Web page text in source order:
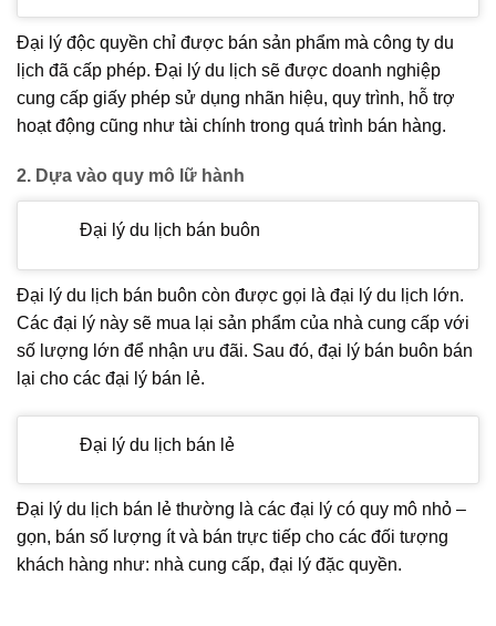
Đại lý độc quyền chỉ được bán sản phẩm mà công ty du
lịch đã cấp phép. Đại lý du lịch sẽ được doanh nghiệp
cung cấp giấy phép sử dụng nhãn hiệu, quy trình, hỗ trợ
hoạt động cũng như tài chính trong quá trình bán hàng.
2. Dựa vào quy mô lữ hành
Đại lý du lịch bán buôn
Đại lý du lịch bán buôn còn được gọi là đại lý du lịch lớn.
Các đại lý này sẽ mua lại sản phẩm của nhà cung cấp với
số lượng lớn để nhận ưu đãi. Sau đó, đại lý bán buôn bán
lại cho các đại lý bán lẻ.
Đại lý du lịch bán lẻ
Đại lý du lịch bán lẻ thường là các đại lý có quy mô nhỏ –
gọn, bán số lượng ít và bán trực tiếp cho các đối tượng
khách hàng như: nhà cung cấp, đại lý đặc quyền.